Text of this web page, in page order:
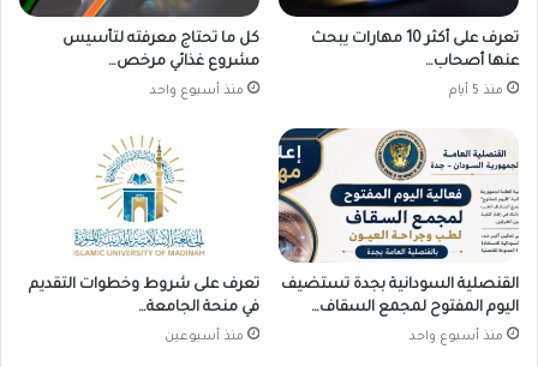
تعرف على أكثر 10 مهارات يبحث
عنها أصحاب…
منذ 5 أيام
كل ما تحتاج معرفته لتأسيس
مشروع غذائي مرخص…
منذ أسبوع واحد
القنصلية السودانية بجدة تستضيف
اليوم المفتوح لمجمع السقاف…
منذ أسبوع واحد
تعرف على شروط وخطوات التقديم
في منحة الجامعة…
منذ أسبوعين